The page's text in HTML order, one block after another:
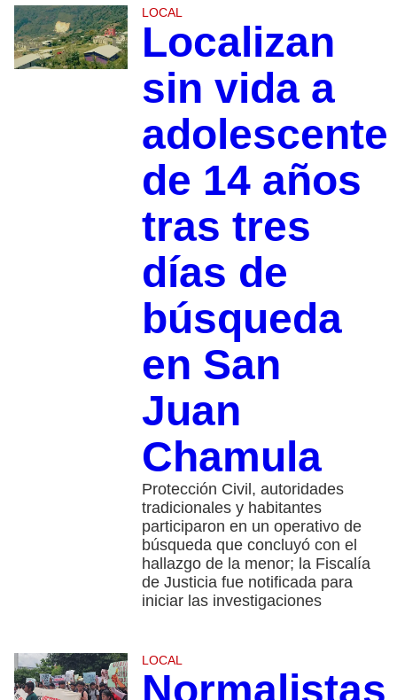
LOCAL
Localizan
sin vida a
adolescente
de 14 años
tras tres
días de
búsqueda
en San
Juan
Chamula
Protección Civil, autoridades
tradicionales y habitantes
participaron en un operativo de
búsqueda que concluyó con el
hallazgo de la menor; la Fiscalía
de Justicia fue notificada para
iniciar las investigaciones
LOCAL
Normalistas